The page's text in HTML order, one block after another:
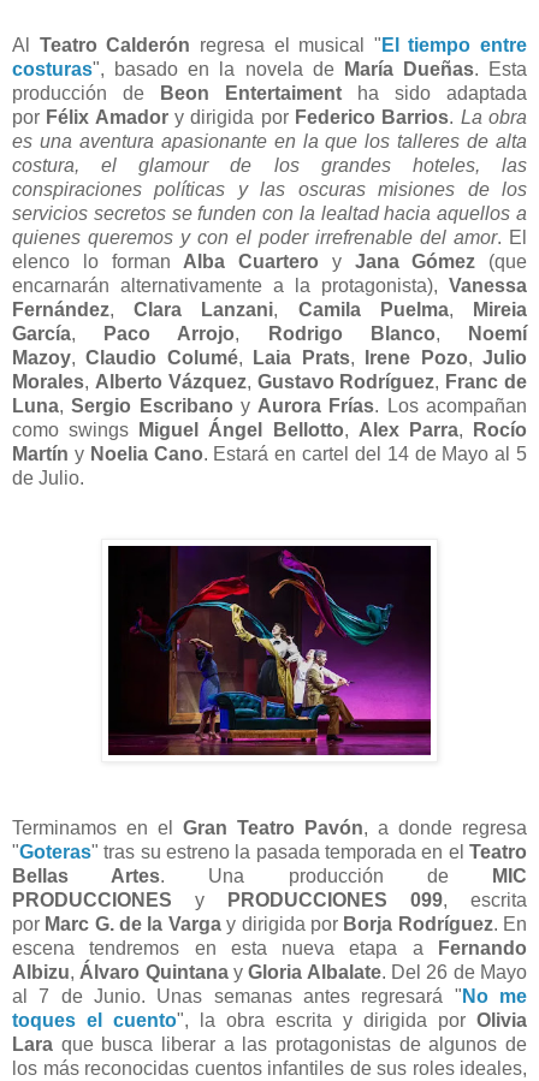
Al Teatro Calderón regresa el musical " El tiempo entre
costuras", basado en la novela de María Dueñas. Esta
producción de
Beon Entertaiment ha sido adaptada
por Félix Amadory dirigida por Federico Barrios. La obra
es una aventura apasionante en la que los talleres de alta
costura, el glamour de los grandes hoteles, las
conspiraciones políticas y las oscuras misiones de los
servicios secretos se funden con la lealtad hacia aquellos a
quienes queremos y con el poder irrefrenable del amor. El
elenco lo forman Alba Cuartero yJana Gómez (que
encarnarán alternativamente a la protagonista), Vanessa
Fernández,Clara Lanzani, Camila Puelma,
Mireia
García, Paco Arrojo, Rodrigo Blanco,
Noemí
Mazoy,Claudio Columé, Laia Prats, Irene Pozo,Julio
Morales, Alberto Vázquez, Gustavo Rodríguez, Franc de
Luna,Sergio Escribano y Aurora Frías.
Los acompañan
como swings
Miguel Ángel Bellotto, Alex Parra,
Rocío
Martín y Noelia Cano. Estará en cartel del 14 de Mayo al 5
de Julio.
Terminamos en el Gran Teatro Pavón, a donde regresa
"Goteras" tras su estreno la pasada temporada en el Teatro
Bellas Artes. Una producción de
MIC
PRODUCCIONES y PRODUCCIONES 099,
escrita
por Marc G. de la Vargay dirigida por Borja Rodríguez. En
escena tendremos en esta nueva etapa a
Fernando
Albizu, Álvaro QuintanayGloria Albalate. Del 26 de Mayo
al 7 de Junio. Unas semanas antes regresará " No me
toques el cuento", l a obra escrita y dirigida por Olivia
Lara que busca liberar a las protagonistas de algunos de
los más reconocidas cuentos infantiles de sus roles ideales,